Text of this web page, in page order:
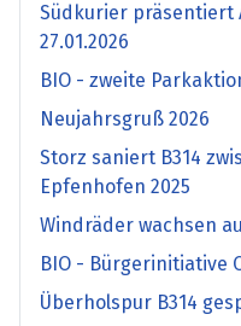
Südkurier präsentiert
27.01.2026
BIO - zweite
Neujahrsgruß 2026
Storz saniert B314
Epfenhofen 2025
Windräder wachsen
BIO - Bürgerinitiative
Überholspur B314